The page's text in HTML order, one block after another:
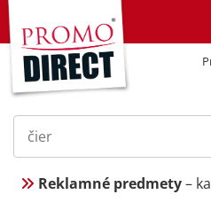
Reklamné predmety–